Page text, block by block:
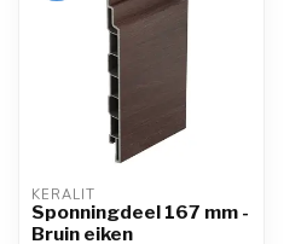
KERALIT
Sponningdeel 167 mm -
Bruin eiken